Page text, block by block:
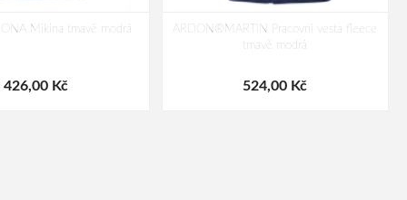
Mikina tmavě modrá
426,00 Kč
ARDON®MARTIN Pracovní vesta fleece
tmavě modrá
524,00 Kč